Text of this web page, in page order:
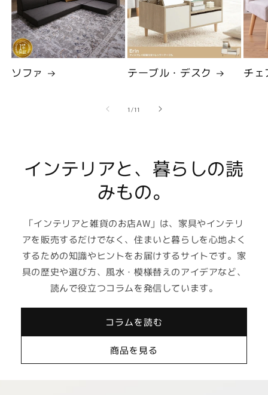
ソファ テーブル・デスク チェ
1/の
11
インテリアと、暮らしの読
みもの。
「インテリアと雑貨のお店AW」は、家具やインテリ
アを販売するだけでなく、住まいと暮らしを心地よく
するための知識やヒントをお届けするサイトです。家
具の歴史や選び方、風水・模様替えのアイデアなど、
読んで役立つコラムを発信しています。
コラムを読む
商品を見る